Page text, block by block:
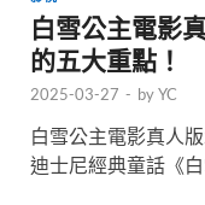
白雪公主電影
的五大重點！
2025-03-27 - byYC
白雪公主電影真人
迪士尼經典童話《